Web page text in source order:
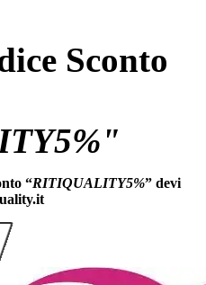
Sconto
“RITIQUALITY5%” devi